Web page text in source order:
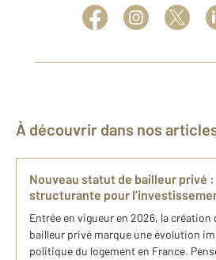
À découvrir dans nos
Nouveau statut de bailleur privé
structurante pour
Entrée en vigueur en 2026, la
bailleur privé marque une évolution
politique du logement en France.